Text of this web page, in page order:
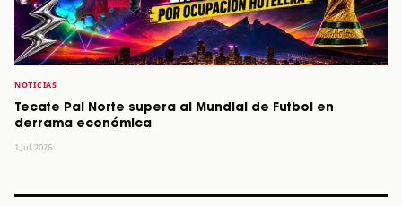
NOTICIAS
Tecate Pal Norte supera al Mundial de Futbol en
derrama económica
1 Jul, 2026